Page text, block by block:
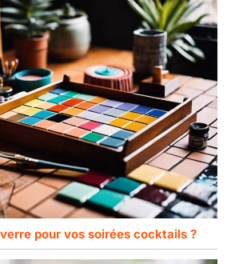
pour vos soirées cocktails ?